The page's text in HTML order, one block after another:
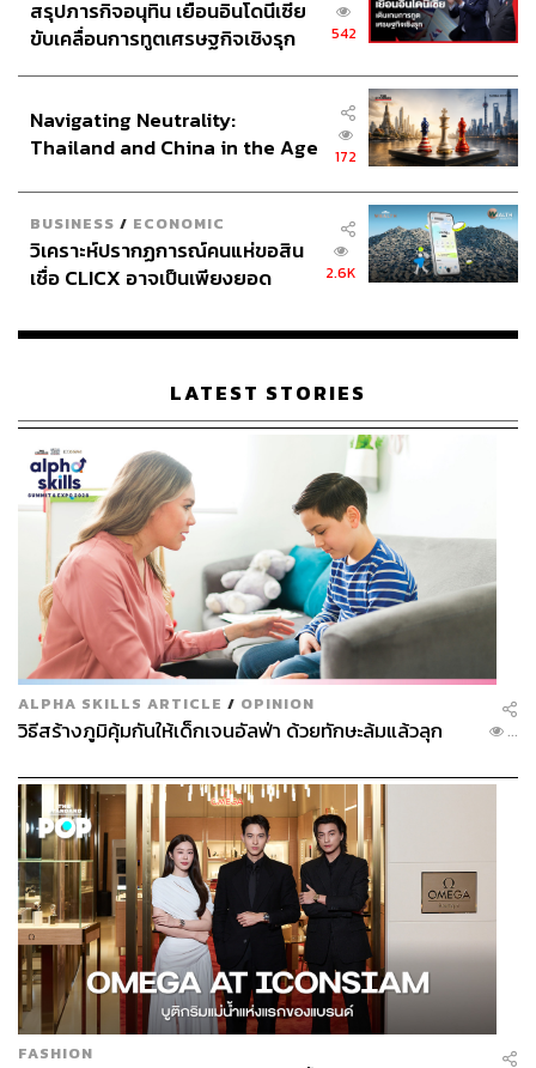
สรุปภารกิจอนุทิน เยือนอินโดนีเซีย
ขับเคลื่อนการทูตเศรษฐกิจเชิงรุก
542
Navigating Neutrality:
Thailand and China in the Age
172
BUSINESS / ECONOMIC
วิเคราะห์ปรากฏการณ์คนแห่ขอสิน
เชื่อ CLICX อาจเป็นเพียงยอด
เรือนไทยที่ถูกซุกไว้
2.6K
LATEST STORIES
ALPHA SKILLS ARTICLE / OPINION
วิธีสร้างภูมิคุ้มกันให้เด็กเจนอัลฟ่า ด้วยทักษะล้มแล้วลุก ...
FASHION